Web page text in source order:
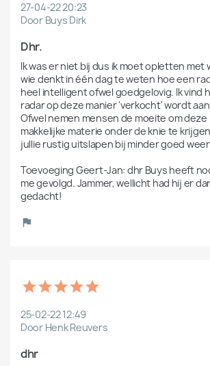
27-04-22 20:23
Door Buys Dirk
Dhr.
Ik was er niet bij dus ik moet opletten met
wie denkt in één dag te weten hoe een
heel intelligent ofwel goedgelovig. Ik vind
radar op deze manier 'verkocht' wordt
Ofwel nemen mensen de moeite om deze
makkelijke materie onder de knie te
jullie rustig uitslapen bij minder goed
Toevoeging Geert-Jan: dhr Buys heeft
me gevolgd. Jammer, wellicht had hij er
25-02-22 12:49
Door Henk Reuvers
dhr